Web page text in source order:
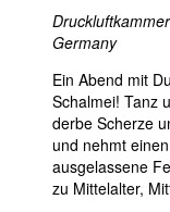
Germany
Ein Abend mit
Schalmei! Tanz
derbe Scherze
und nehmt
ausgelassene
zu Mittelalter,